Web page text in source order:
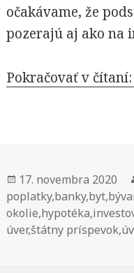
očakávame, že
pozerajú aj ako na
Pokračovať v čítaní:
Publikované
17. novembra 2020
poplatky,banky,byt,
okolie,hypotéka,
úver,štátny príspevok,